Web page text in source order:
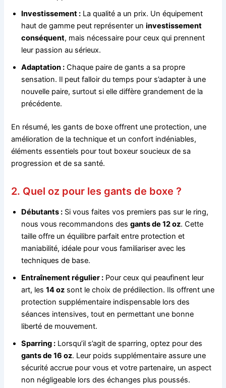
Investissement : La qualité a un prix. Un équipement
haut de gamme peut représenter uninvestissement
conséquent, mais nécessaire pour ceux qui prennent
leur passion au sérieux.
Adaptation : Chaque paire de gants a sa propre
sensation. Il peut falloir du temps pour s’adapter à une
nouvelle paire, surtout si elle diffère grandement de la
précédente.
En résumé, les gants de boxe offrent une protection, une
amélioration de la technique et un confort indéniables,
éléments essentiels pour tout boxeur soucieux de sa
progression et de sa santé.
2. Quel oz pour les gants de boxe ?
Débutants : Si vous faites vos premiers pas sur le ring,
nous vous recommandons desgants de 12 oz. Cette
taille offre un équilibre parfait entre protection et
maniabilité, idéale pour vous familiariser avec les
techniques de base.
Entraînement régulier : Pour ceux qui peaufinent leur
art, les14 oz sont le choix de prédilection. Ils offrent une
protection supplémentaire indispensable lors des
séances intensives, tout en permettant une bonne
liberté de mouvement.
Sparring : Lorsqu’il s’agit de sparring, optez pour des
gants de 16 oz. Leur poids supplémentaire assure une
sécurité accrue pour vous et votre partenaire, un aspect
non négligeable lors des échanges plus poussés.